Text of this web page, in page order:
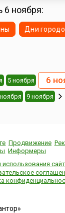
РСФСР. В связи
6 ноября:
Дни
5 ноября 6
9 ноября
Продвижение
Информеры
использования